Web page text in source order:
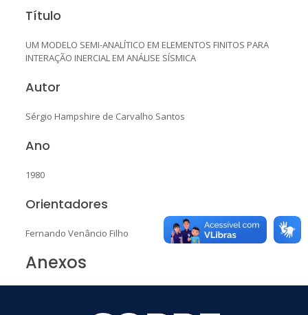
Título
UM MODELO SEMI-ANALÍTICO EM ELEMENTOS FINITOS PARA
INTERAÇÃO INERCIAL EM ANÁLISE SÍSMICA
Autor
Sérgio Hampshire de Carvalho Santos
Ano
1980
Orientadores
Fernando Venâncio Filho
Anexos